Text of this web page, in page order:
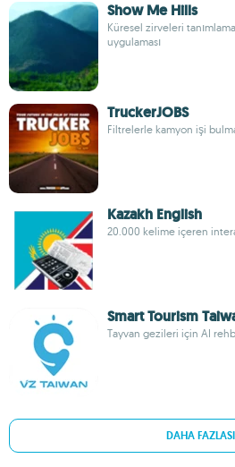
Show Me Hills
Küresel zirveleri
uygulaması
TruckerJOBS
Filtrelerle kamyon işi
Kazakh English
20.000 kelime içeren
Smart Tourism
Tayvan gezileri için AI
DAHA FAZLASI